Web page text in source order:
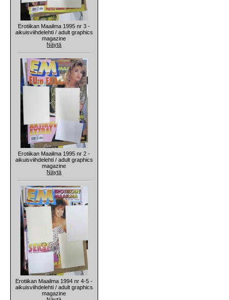
Erotiikan Maailma 1995 nr 3 -
aikuisviihdelehti / adult graphics
magazine
Näytä
Erotiikan Maailma 1995 nr 2 -
aikuisviihdelehti / adult graphics
magazine
Näytä
Erotiikan Maailma 1994 nr 4-5 -
aikuisviihdelehti / adult graphics
magazine